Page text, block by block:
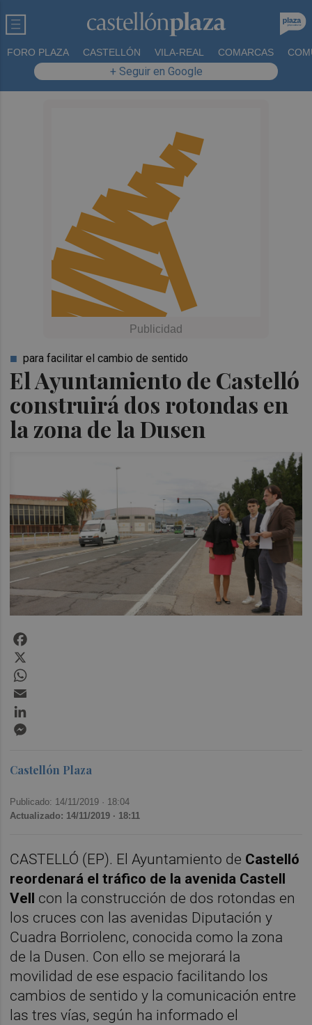
FORO PLAZA CASTELLÓN VILA-REAL COMARCAS
+ Seguir en Google
El Ayuntamiento de Castelló
construirá dos rotondas en
la zona de la Dusen
para facilitar el cambio de sentido
Castellón Plaza
Publicado: 14/11/2019 · 18:04
Actualizado: 14/11/2019 · 18:11
CASTELLÓ (EP). El Ayuntamiento de Castelló
reordenará el tráfico de la avenida Castell
Vell con la construcción de dos rotondas en
los cruces con las avenidas Diputación y
Cuadra Borriolenc, conocida como la zona
de la Dusen. Con ello se mejorará la
movilidad de ese espacio facilitando los
cambios de sentido y la comunicación entre
las tres vías, según ha informado el